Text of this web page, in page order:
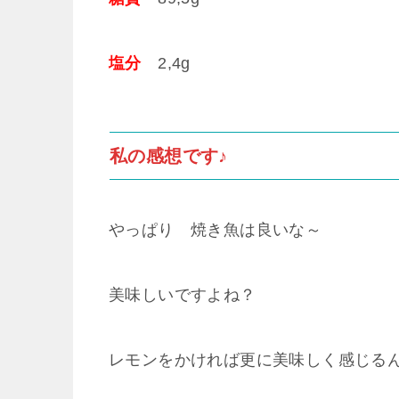
塩分2,4g
私の感想です♪
やっぱり 焼き魚は良いな～
美味しいですよね？
レモンをかければ更に美味しく感じる